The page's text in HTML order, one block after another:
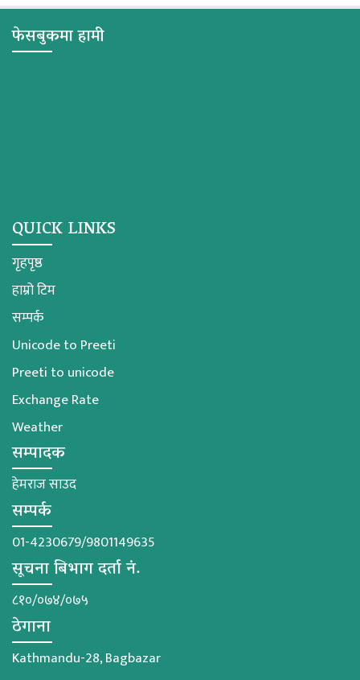
फेसबुकमा हामी
QUICK LINKS
गृहपृष्ठ
हाम्रो टिम
सम्पर्क
Unicode to Preeti
Preeti to unicode
Exchange Rate
Weather
सम्पादक
हेमराज साउद
सम्पर्क
01-4230679/9801149635
सूचना बिभाग दर्ता नं.
८१०/०७४/०७५
ठेगाना
Kathmandu-28, Bagbazar